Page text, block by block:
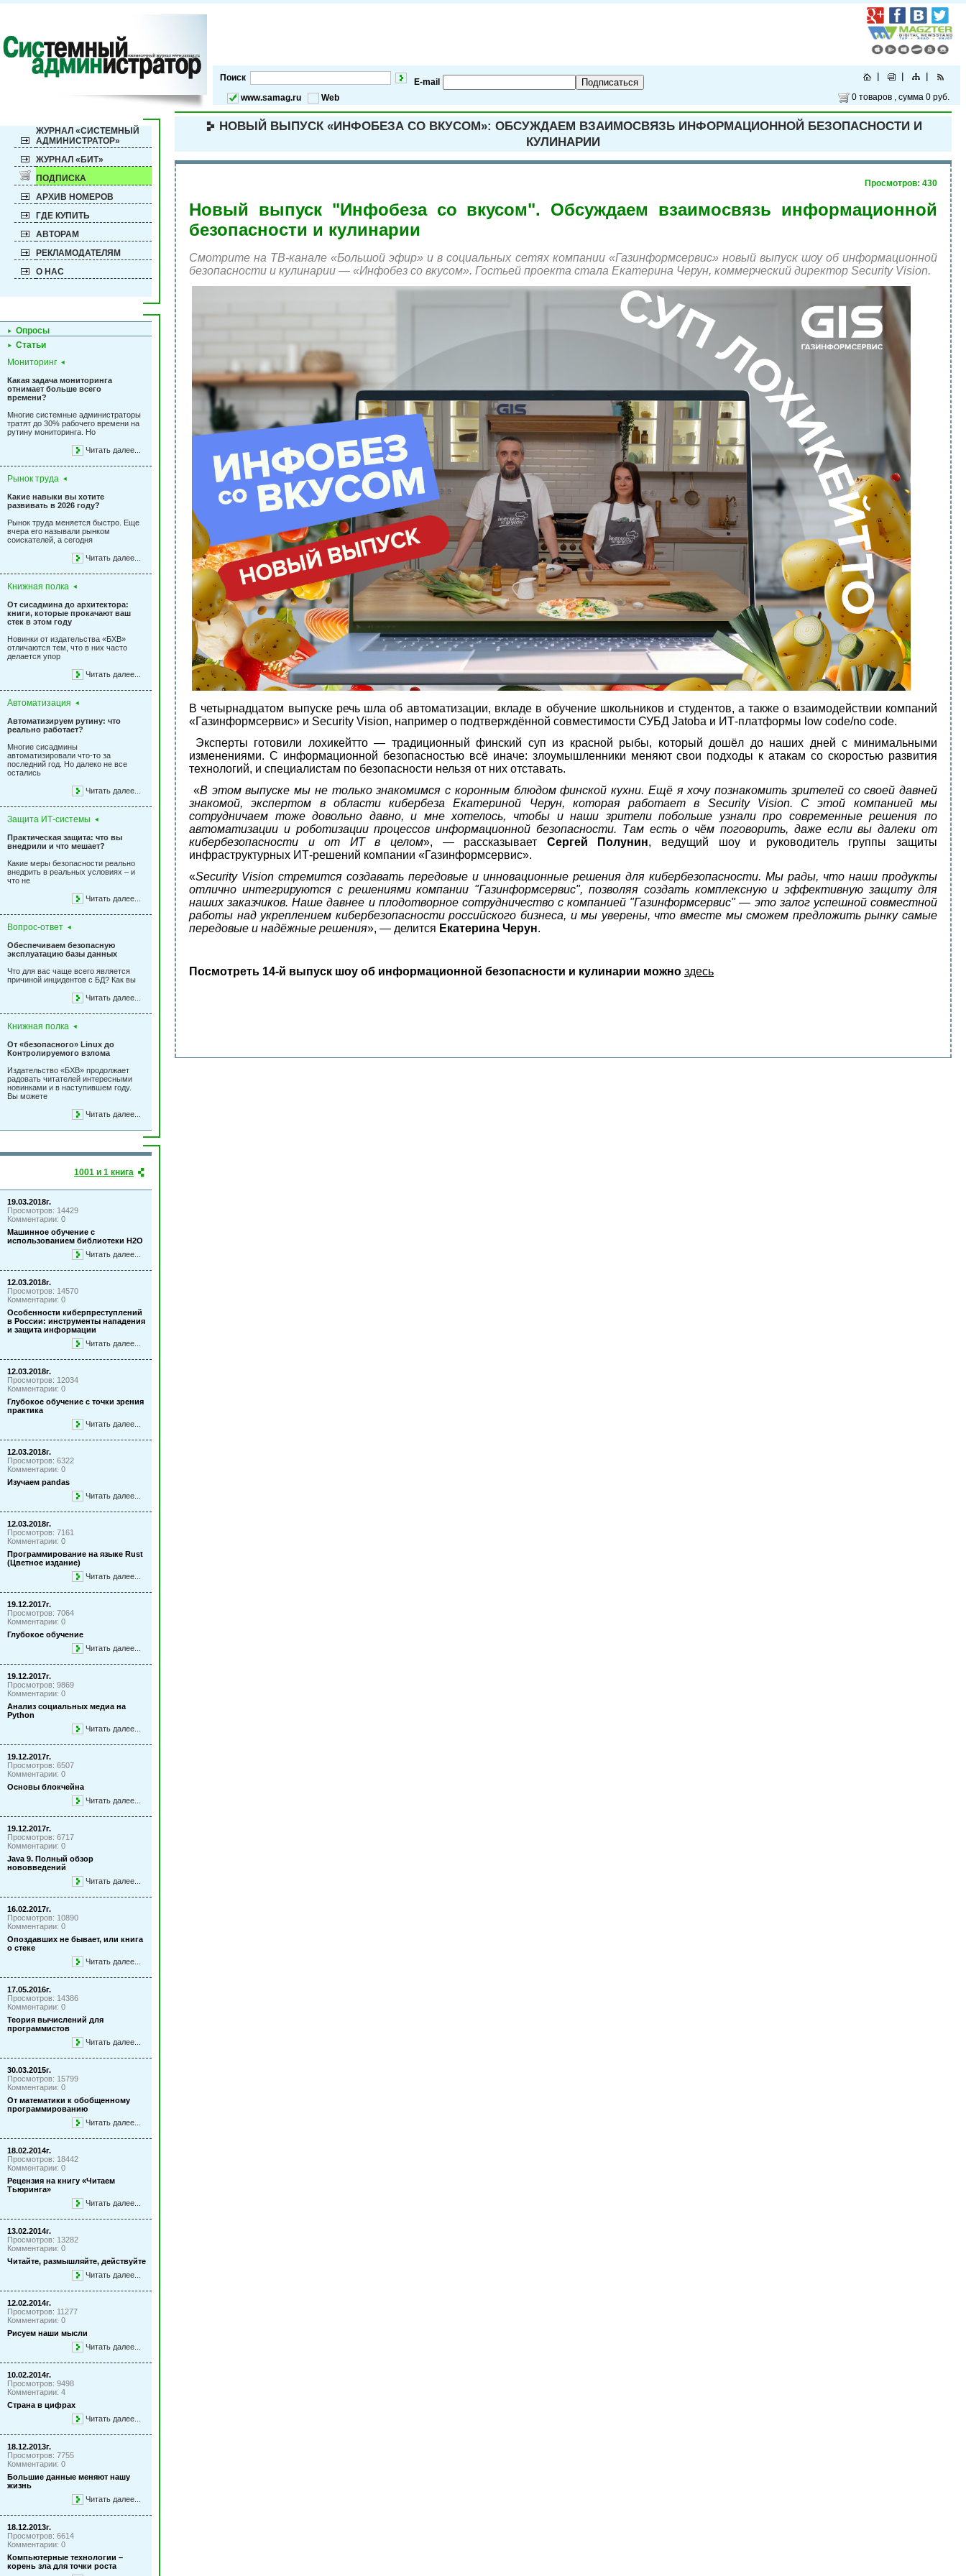
Поиск E-mail Подписаться
www.samag.ru Web 0 товаров , сумма 0 руб.
ЖУРНАЛ «СИСТЕМНЫЙ
АДМИНИСТРАТОР»
ЖУРНАЛ «БИТ»
ПОДПИСКА
АРХИВ НОМЕРОВ
ГДЕ КУПИТЬ
АВТОРАМ
РЕКЛАМОДАТЕЛЯМ
О НАС
Опросы
Статьи
Мониторинг
Какая задача мониторинга
отнимает больше всего
времени?
Многие системные администраторы
тратят до 30% рабочего времени на
рутину мониторинга. Но
Читать далее...
Рынок труда
Какие навыки вы хотите
развивать в 2026 году?
Рынок труда меняется быстро. Еще
вчера его называли рынком
соискателей, а сегодня
Читать далее...
Книжная полка
От сисадмина до архитектора:
книги, которые прокачают ваш
стек в этом году
Новинки от издательства «БХВ»
отличаются тем, что в них часто
делается упор
Читать далее...
Автоматизация
Автоматизируем рутину: что
реально работает?
Многие сисадмины
автоматизировали что-то за
последний год. Но далеко не все
остались
Читать далее...
Защита ИТ-системы
Практическая защита: что вы
внедрили и что мешает?
Какие меры безопасности реально
внедрить в реальных условиях – и
что не
Читать далее...
Вопрос-ответ
Обеспечиваем безопасную
эксплуатацию базы данных
Что для вас чаще всего является
причиной инцидентов с БД? Как вы
Читать далее...
Книжная полка
От «безопасного» Linux до
Контролируемого взлома
Издательство «БХВ» продолжает
радовать читателей интересными
новинками и в наступившем году.
Вы можете
Читать далее...
1001 и 1 книга
19.03.2018г.
Просмотров: 14429
Комментарии: 0
Машинное обучение с
использованием библиотеки Н2О
Читать далее...
12.03.2018г.
Просмотров: 14570
Комментарии: 0
Особенности киберпреступлений
в России: инструменты нападения
и защита информации
Читать далее...
12.03.2018г.
Просмотров: 12034
Комментарии: 0
Глубокое обучение с точки зрения
практика
Читать далее...
12.03.2018г.
Просмотров: 6322
Комментарии: 0
Изучаем pandas
Читать далее...
12.03.2018г.
Просмотров: 7161
Комментарии: 0
Программирование на языке Rust
(Цветное издание)
Читать далее...
19.12.2017г.
Просмотров: 7064
Комментарии: 0
Глубокое обучение
Читать далее...
19.12.2017г.
Просмотров: 9869
Комментарии: 0
Анализ социальных медиа на
Python
Читать далее...
19.12.2017г.
Просмотров: 6507
Комментарии: 0
Основы блокчейна
Читать далее...
19.12.2017г.
Просмотров: 6717
Комментарии: 0
Java 9. Полный обзор
нововведений
Читать далее...
16.02.2017г.
Просмотров: 10890
Комментарии: 0
Опоздавших не бывает, или книга
о стеке
Читать далее...
17.05.2016г.
Просмотров: 14386
Комментарии: 0
Теория вычислений для
программистов
Читать далее...
30.03.2015г.
Просмотров: 15799
Комментарии: 0
От математики к обобщенному
программированию
Читать далее...
18.02.2014г.
Просмотров: 18442
Комментарии: 0
Рецензия на книгу «Читаем
Тьюринга»
Читать далее...
13.02.2014г.
Просмотров: 13282
Комментарии: 0
Читайте, размышляйте, действуйте
Читать далее...
12.02.2014г.
Просмотров: 11277
Комментарии: 0
Рисуем наши мысли
Читать далее...
10.02.2014г.
Просмотров: 9498
Комментарии: 4
Страна в цифрах
Читать далее...
18.12.2013г.
Просмотров: 7755
Комментарии: 0
Большие данные меняют нашу
жизнь
Читать далее...
18.12.2013г.
Просмотров: 6614
Комментарии: 0
Компьютерные технологии –
корень зла для точки роста
НОВЫЙ ВЫПУСК «ИНФОБЕЗА СО ВКУСОМ»: ОБСУЖДАЕМ ВЗАИМОСВЯЗЬ ИНФОРМАЦИОННОЙ БЕЗОПАСНОСТИ И
КУЛИНАРИИ
Просмотров: 430
Новый выпуск "Инфобеза со вкусом". Обсуждаем взаимосвязь информационной
безопасности и кулинарии
Смотрите на ТВ-канале «Большой эфир» и в социальных сетях компании «Газинформсервис» новый выпуск шоу об информационной
безопасности и кулинарии — «Инфобез со вкусом». Гостьей проекта стала Екатерина Черун, коммерческий директор Security Vision.
В четырнадцатом выпуске речь шла об автоматизации, вкладе в обучение школьников и студентов, а также о взаимодействии компаний
«Газинформсервис» и Security Vision, например о подтверждённой совместимости СУБД Jatoba и ИТ-платформы low code/no code.
Эксперты готовили лохикейтто — традиционный финский суп из красной рыбы, который дошёл до наших дней с минимальными
изменениями. С информационной безопасностью всё иначе: злоумышленники меняют свои подходы к атакам со скоростью развития
технологий, и специалистам по безопасности нельзя от них отставать.
«В этом выпуске мы не только знакомимся с коронным блюдом финской кухни. Ещё я хочу познакомить зрителей со своей давней
знакомой, экспертом в области кибербеза Екатериной Черун, которая работает в Security Vision. С этой компанией мы
сотрудничаем тоже довольно давно, и мне хотелось, чтобы и наши зрители побольше узнали про современные решения по
автоматизации и роботизации процессов информационной безопасности. Там есть о чём поговорить, даже если вы далеки от
кибербезопасности и от ИТ в целом», — рассказывает Сергей Полунин, ведущий шоу и руководитель группы защиты
инфраструктурных ИТ-решений компании «Газинформсервис».
«Security Vision стремится создавать передовые и инновационные решения для кибербезопасности. Мы рады, что наши продукты
отлично интегрируются с решениями компании "Газинформсервис", позволяя создать комплексную и эффективную защиту для
наших заказчиков. Наше давнее и плодотворное сотрудничество с компанией "Газинформсервис" — это залог успешной совместной
работы над укреплением кибербезопасности российского бизнеса, и мы уверены, что вместе мы сможем предложить рынку самые
передовые и надёжные решения», — делится Екатерина Черун.
Посмотреть 14-й выпуск шоу об информационной безопасности и кулинарии можно здесь